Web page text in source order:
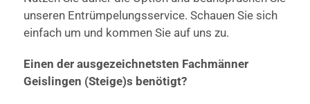
unseren Entrümpelungsservice. Schauen Sie sich
einfach um und kommen Sie auf uns zu.
Einen der ausgezeichnetsten Fachmänner
Geislingen (Steige)s benötigt?